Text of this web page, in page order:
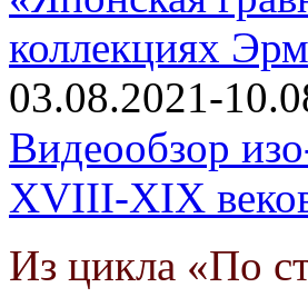
03.08.2021-
Видеообзор
XVIII-XIX
Из цикла «По